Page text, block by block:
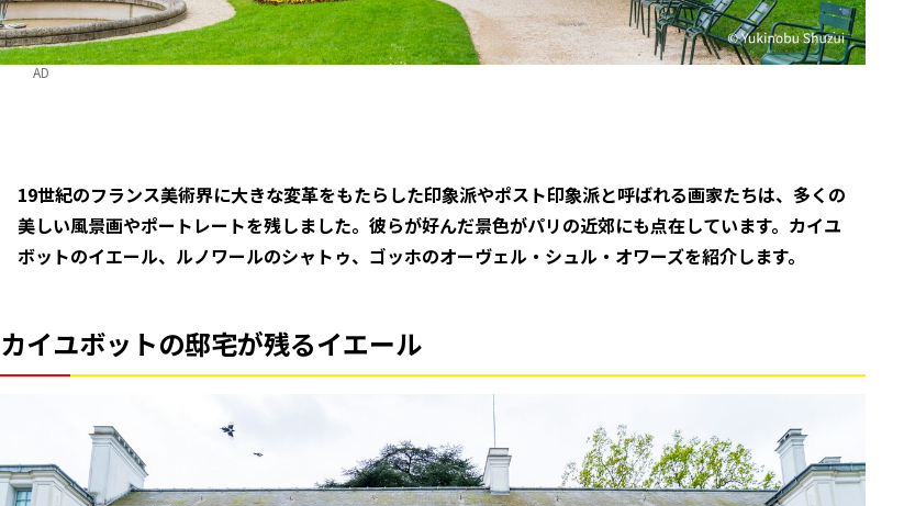
AD
19世紀のフランス美術界に大きな変革をもたらした印象派やポスト印象派と呼ばれる画家たちは、多くの
美しい風景画やポートレートを残しました。彼らが好んだ景色がパリの近郊にも点在しています。カイユ
ボットのイエール、ルノワールのシャトゥ、ゴッホのオーヴェル・シュル・オワーズを紹介します。
カイユボットの邸宅が残るイエール